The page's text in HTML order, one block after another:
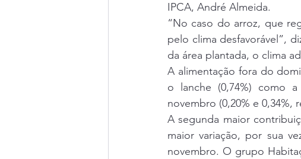
IPCA, André Almeida.
“No caso do arroz, que
pelo clima desfavorável”,
da área plantada, o clima
A alimentação fora do
o lanche (0,74%) como
novembro (0,20% e 0,34%,
A segunda maior
maior variação, por sua
novembro. O grupo